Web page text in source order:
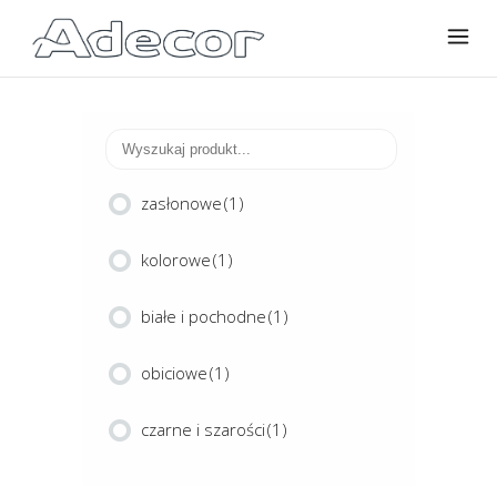
zasłonowe(1)
kolorowe(1)
białe i pochodne(1)
obiciowe(1)
czarne i szarości(1)